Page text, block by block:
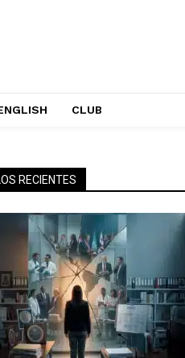
CLUB
RECIENTES